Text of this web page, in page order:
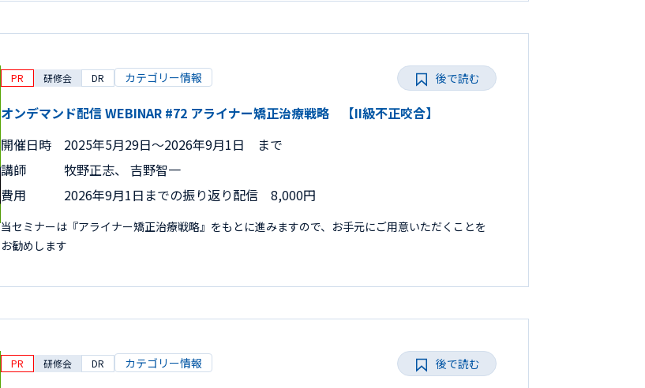
PR 研修会 DR カテゴリー情報
オンデマンド配信 WEBINAR #72 アライナー矯正治療戦略 【II級不正咬合】
開催日時
2025年5月29日〜2026年9月1日 まで
講師
牧野正志、 吉野智一
費用
2026年9月1日までの振り返り配信 8,000円
当セミナーは『アライナー矯正治療戦略』をもとに進みますので、お手元にご用意いただくことを
お勧めします
後で読む
PR 研修会 DR カテゴリー情報 後で読む